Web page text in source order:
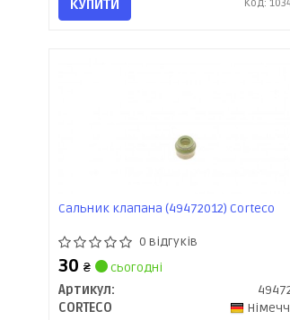
КУПИТИ Код:
Сальник клапана (49472012) Corteco
0 відгуків
30 ₴
сьогодні
Артикул:
CORTECO